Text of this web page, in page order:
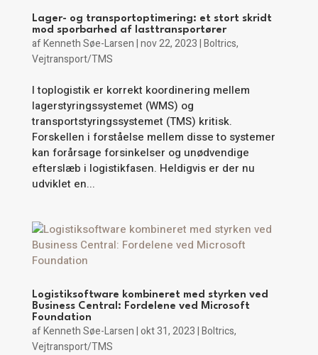
Lager- og transportoptimering: et stort skridt
mod sporbarhed af lasttransportører
afKenneth Søe-Larsen|nov 22, 2023|Boltrics,
Vejtransport/TMS
I toplogistik er korrekt koordinering mellem
lagerstyringssystemet (WMS) og
transportstyringssystemet (TMS) kritisk.
Forskellen i forståelse mellem disse to systemer
kan forårsage forsinkelser og unødvendige
efterslæb i logistikfasen. Heldigvis er der nu
udviklet en...
Logistiksoftware kombineret med styrken ved
Business Central: Fordelene ved Microsoft
Foundation
afKenneth Søe-Larsen|okt 31, 2023|Boltrics,
Vejtransport/TMS